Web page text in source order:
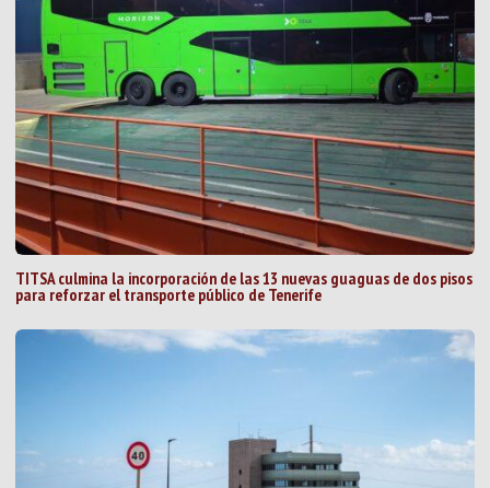
TITSA culmina la incorporación de las 13 nuevas guaguas de dos pisos
para reforzar el transporte público de Tenerife